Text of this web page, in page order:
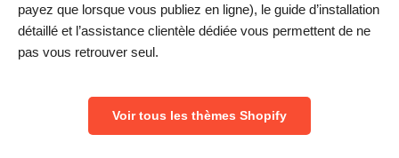
payez que lorsque vous publiez en ligne), le guide d’installation
détaillé et l’assistance clientèle dédiée vous permettent de ne
pas vous retrouver seul.
Voir tous les thèmes Shopify